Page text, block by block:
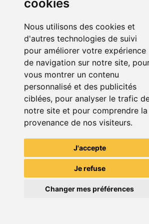
cookies
Nous utilisons des cookies et
d'autres technologies de suivi
pour améliorer votre expérience
de navigation sur notre site,
vous montrer un contenu
personnalisé et des publicités
ciblées, pour analyser le trafic
notre site et pour comprendre la
provenance de nos visiteurs.
J'accepte
Je refuse
Changer mes préférences
19.90 € 0
Castlevania : Lords Of Shadow Xbox 360
19.90 €
TheGamingR83
Grenier du Geek
Télécharge notre app pour une
Télécharger l'app